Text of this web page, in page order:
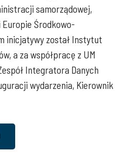
samorządowej,
Środkowo-
inicjatywy został Instytut
a za współpracę z UM
Integratora Danych
wydarzenia, Kierownik